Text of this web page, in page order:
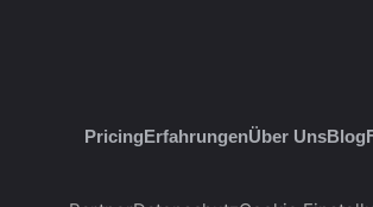
PricingErfahrungenÜber UnsBlog